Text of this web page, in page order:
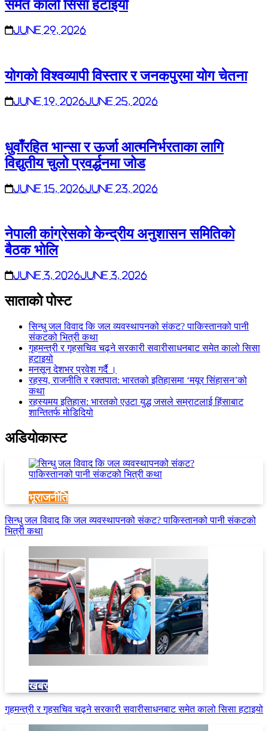
समेत कालो सिसा हटाइयो
June 29, 2026
योगको विश्वव्यापी विस्तार र जनकपुरमा योग चेतना
June 19, 2026June 25, 2026
धुवाँरहित भान्सा र ऊर्जा आत्मनिर्भरताका लागि
विद्युतीय चुलो प्रवर्द्धनमा जोड
June 15, 2026June 23, 2026
नेपाली कांग्रेसको केन्द्रीय अनुशासन समितिको
बैठक भोलि
June 3, 2026June 3, 2026
साताकाे पाेस्ट
सिन्धु जल विवाद कि जल व्यवस्थापनको संकट? पाकिस्तानको पानी
संकटको भित्री कथा
गृहमन्त्री र गृहसचिव चढ्ने सरकारी सवारीसाधनबाट समेत कालो सिसा
हटाइयो
मनसून देशभर प्रवेश गर्दै ।
रहस्य, राजनीति र रक्तपात: भारतको इतिहासमा ‘मयूर सिंहासन’को
कथा
रहस्यमय इतिहास: भारतको एउटा युद्ध जसले सम्राटलाई हिंसाबाट
शान्तितर्फ मोडिदियो
अडियाेकास्ट
भूराजनीति
सिन्धु जल विवाद कि जल व्यवस्थापनको संकट? पाकिस्तानको पानी संकटको
भित्री कथा
खबर
गृहमन्त्री र गृहसचिव चढ्ने सरकारी सवारीसाधनबाट समेत कालो सिसा हटाइयो